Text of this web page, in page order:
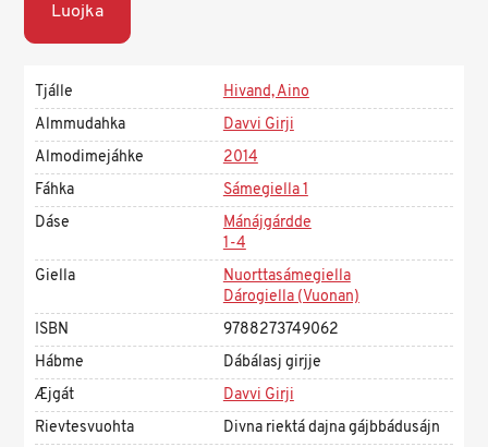
Luojka
Tjálle
Hivand, Aino
Almmudahka
Davvi Girji
Almodimejáhke
2014
Fáhka
Sámegiella 1
Dáse
Mánájgárdde
1-4
Giella
Nuorttasámegiella
Dárogiella (Vuonan)
ISBN
9788273749062
Hábme
Dábálasj girjje
Æjgát
Davvi Girji
Rievtesvuohta
Divna riektá dajna gájbbádusájn